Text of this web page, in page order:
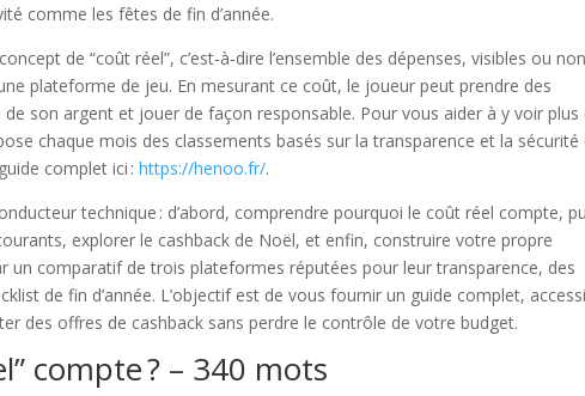
comme les fêtes de fin d’année.
de “coût réel”, c’est‑à‑dire l’ensemble des dépenses, visibles ou
plateforme de jeu. En mesurant ce coût, le joueur peut prendre des
son argent et jouer de façon responsable. Pour vous aider à y voir plus
chaque mois des classements basés sur la transparence et la sécurité
complet ici :https://henoo.fr/.
technique : d’abord, comprendre pourquoi le coût réel compte,
explorer le cashback de Noël, et enfin, construire votre propre
un comparatif de trois plateformes réputées pour leur transparence, des
de fin d’année. L’objectif est de vous fournir un guide complet,
des offres de cashback sans perdre le contrôle de votre budget.
compte ? – 340 mots